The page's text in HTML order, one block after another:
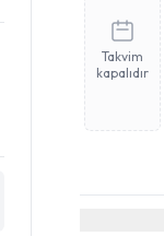
Takvim
kapalıdır